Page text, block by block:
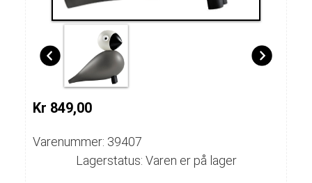
Kr 849,00
Varenummer: 39407
Lagerstatus: Varen er på lager